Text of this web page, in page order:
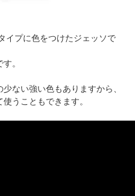
イプに色をつけたジェッソで
。
ない強い色もありますから、
うこともできます。